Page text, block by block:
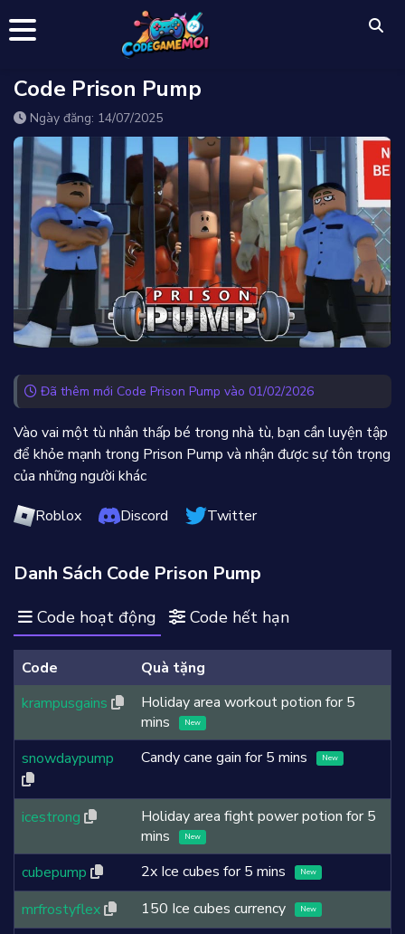
Code Prison Pump
Ngày đăng: 14/07/2025
Đã thêm mới Code Prison Pump vào 01/02/2026
Vào vai một tù nhân thấp bé trong nhà tù, bạn cần luyện tập
để khỏe mạnh trong Prison Pump và nhận được sự tôn trọng
của những người khác
Roblox
Discord Twitter
Danh Sách Code Prison Pump
Code hoạt động Code hết hạn
Code
Quà tặng
krampusgains
Holiday area workout potion for 5
mins
New
snowdaypump Candy cane gain for 5 mins New
icestrong
Holiday area fight power potion for 5
mins
New
cubepump 2x Ice cubes for 5 mins New
mrfrostyflex 150 Ice cubes currency New